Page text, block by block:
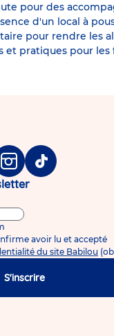
pour des
d'un local à
pour rendre les
et pratiques pour les
Tiktok
avoir lu et accepté
du site Babilou
S'inscrire